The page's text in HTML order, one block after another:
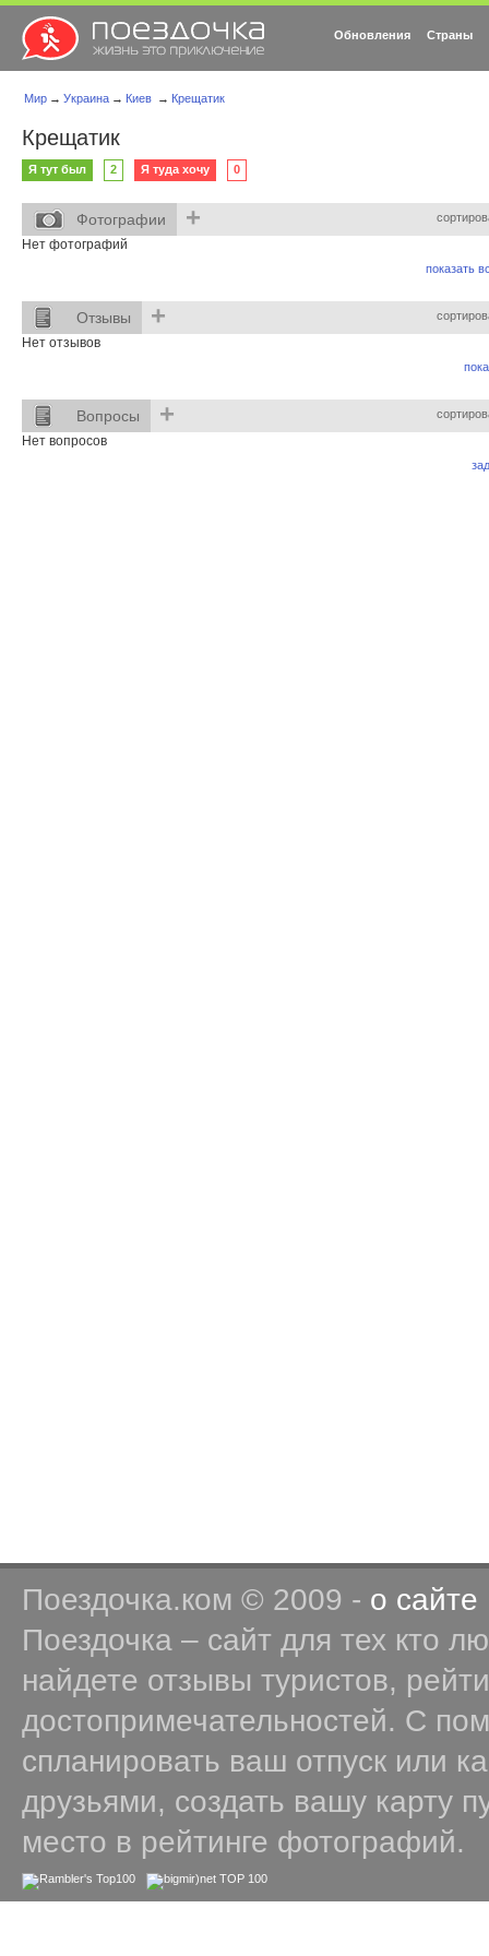
Обновления Страны
Мир → Украина → Киев → Крещатик
Крещатик
Я тут был 2 Я туда хочу 0
Фотографии +
Нет фотографий
показать
Отзывы +
Нет отзывов
Вопросы +
Нет вопросов
Поездочка.ком © 2009 - о сайте
Поездочка – сайт для тех кто
найдете отзывы туристов,
достопримечательностей. С
спланировать ваш отпуск или
друзьями, создать вашу карту
место в рейтинге фотографий.